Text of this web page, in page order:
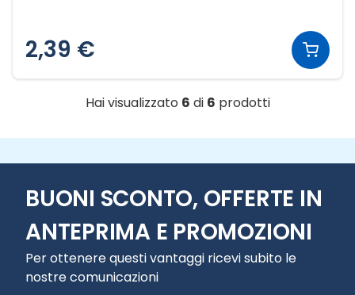
2,39 €
Hai visualizzato 6 di 6 prodotti
BUONI SCONTO, OFFERTE IN
ANTEPRIMA E PROMOZIONI
Per ottenere questi vantaggi ricevi subito le
nostre comunicazioni